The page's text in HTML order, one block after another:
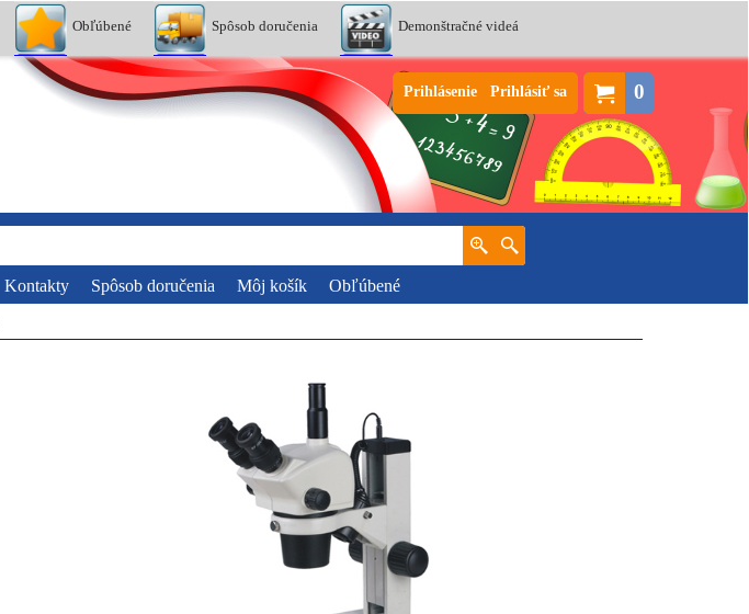
Obľúbené Spôsob doručenia Demonštračné videá
0
Prihlásenie Prihlásiť sa
Kontakty Spôsob doručenia Môj košík
Obľúbené